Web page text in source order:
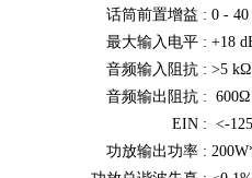
话筒前置增益 : 0 -
最大输入电平 : +18
音频输入阻抗 : >5
音频输出阻抗 : 600Ω
EIN : <-
功放输出功率 :